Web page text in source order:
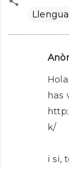
Llengua
has
k/
i si,